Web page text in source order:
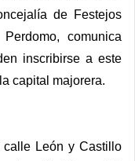
de Festejos
comunica
inscribirse a este
capital majorera.
calle León y Castillo